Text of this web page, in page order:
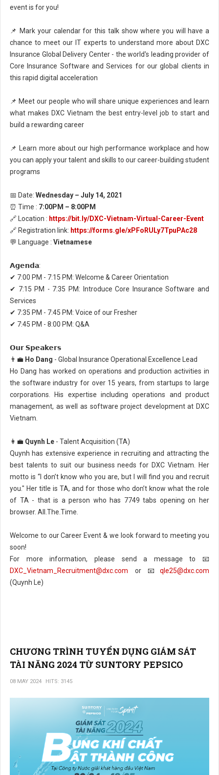
event is for you!
📌 Mark your calendar for this talk show where you will have a
chance to meet our IT experts to understand more about DXC
Insurance Global Delivery Center - the world's leading provider of
Core Insurance Software and Services for our global clients in
this rapid digital acceleration
📌 Meet our people who will share unique experiences and learn
what makes DXC Vietnam the best entry-level job to start and
build a rewarding career
📌 Learn more about our high performance workplace and how
you can apply your talent and skills to our career-building student
programs
📅 Date: Wednesday – July 14, 2021
⏰ Time : 7:00PM – 8:00PM
🔗 Location : https://bit.ly/DXC-Vietnam-Virtual-Career-Event
🔗 Registration link: https://forms.gle/xPFoRULy7TpuPAc28
💬 Language : Vietnamese
𝗔𝗴𝗲𝗻𝗱𝗮:
✔ 7:00 PM - 7:15 PM: Welcome & Career Orientation
✔ 7:15 PM - 7:35 PM: Introduce Core Insurance Software and
Services
✔ 7:35 PM - 7:45 PM: Voice of our Fresher
✔ 7:45 PM - 8:00 PM: Q&A
𝗢𝘂𝗿 𝗦𝗽𝗲𝗮𝗸𝗲𝗿𝘀
👨‍💼 Ho Dang - Global Insurance Operational Excellence Lead
Ho Dang has worked on operations and production activities in
the software industry for over 15 years, from startups to large
corporations. His expertise including operations and product
management, as well as software project development at DXC
Vietnam.
👩‍💼 Quynh Le - Talent Acquisition (TA)
Quynh has extensive experience in recruiting and attracting the
best talents to suit our business needs for DXC Vietnam. Her
motto is “I don’t know who you are, but I will find you and recruit
you." Her title is TA, and for those who don’t know what the role
of TA - that is a person who has 7749 tabs opening on her
browser. All.The.Time.
Welcome to our Career Event & we look forward to meeting you
soon!
For more information, please send a message to 📧
DXC_Vietnam_Recruitment@dxc.com or 📧 qle25@dxc.com
(Quynh Le)
CHƯƠNG TRÌNH TUYỂN DỤNG GIÁM SÁT
TÀI NĂNG 2024 TỪ SUNTORY PEPSICO
08 MAY 2024 HITS: 3145